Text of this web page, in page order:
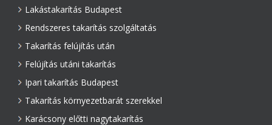
Lakástakarítás Budapest
Rendszeres takarítás szolgáltatás
Takarítás felújítás után
Felújítás utáni takarítás
Ipari takarítás Budapest
Takarítás környezetbarát szerekkel
Karácsony előtti nagytakarítás